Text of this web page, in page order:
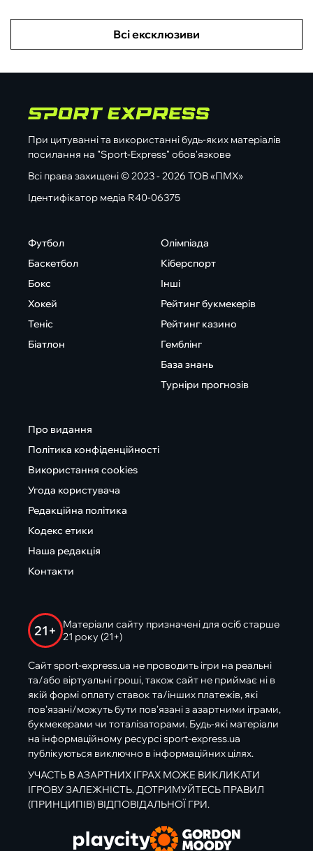
Всі ексклюзиви
При цитуванні та використанні будь-яких матеріалів
посилання на "Sport-Express" обов'язкове
Всі права захищені © 2023 - 2026 ТОВ «ПМХ»
Ідентифікатор медіа R40-06375
Футбол
Баскетбол
Бокс
Хокей
Теніс
Біатлон
Олімпіада
Кіберспорт
Інші
Рейтинг букмекерів
Рейтинг казино
Гемблінг
База знань
Турніри прогнозів
Про видання
Політика конфіденційності
Використання cookies
Угода користувача
Редакційна політика
Кодекс етики
Наша редакція
Контакти
21+
Матеріали сайту призначені для осіб старше
21 року (21+)
Сайт sport-express.ua не проводить ігри на реальні
та/або віртуальні гроші, також сайт не приймає ні в
якій формі оплату ставок та/інших платежів, які
пов’язані/можуть бути пов’язані з азартними іграми,
букмекерами чи тоталізаторами. Будь-які матеріали
на інформаційному ресурсі sport-express.ua
публікуються виключно в інформаційних цілях.
УЧАСТЬ В АЗАРТНИХ ІГРАХ МОЖЕ ВИКЛИКАТИ
ІГРОВУ ЗАЛЕЖНІСТЬ. ДОТРИМУЙТЕСЬ ПРАВИЛ
(ПРИНЦИПІВ) ВІДПОВІДАЛЬНОЇ ГРИ.